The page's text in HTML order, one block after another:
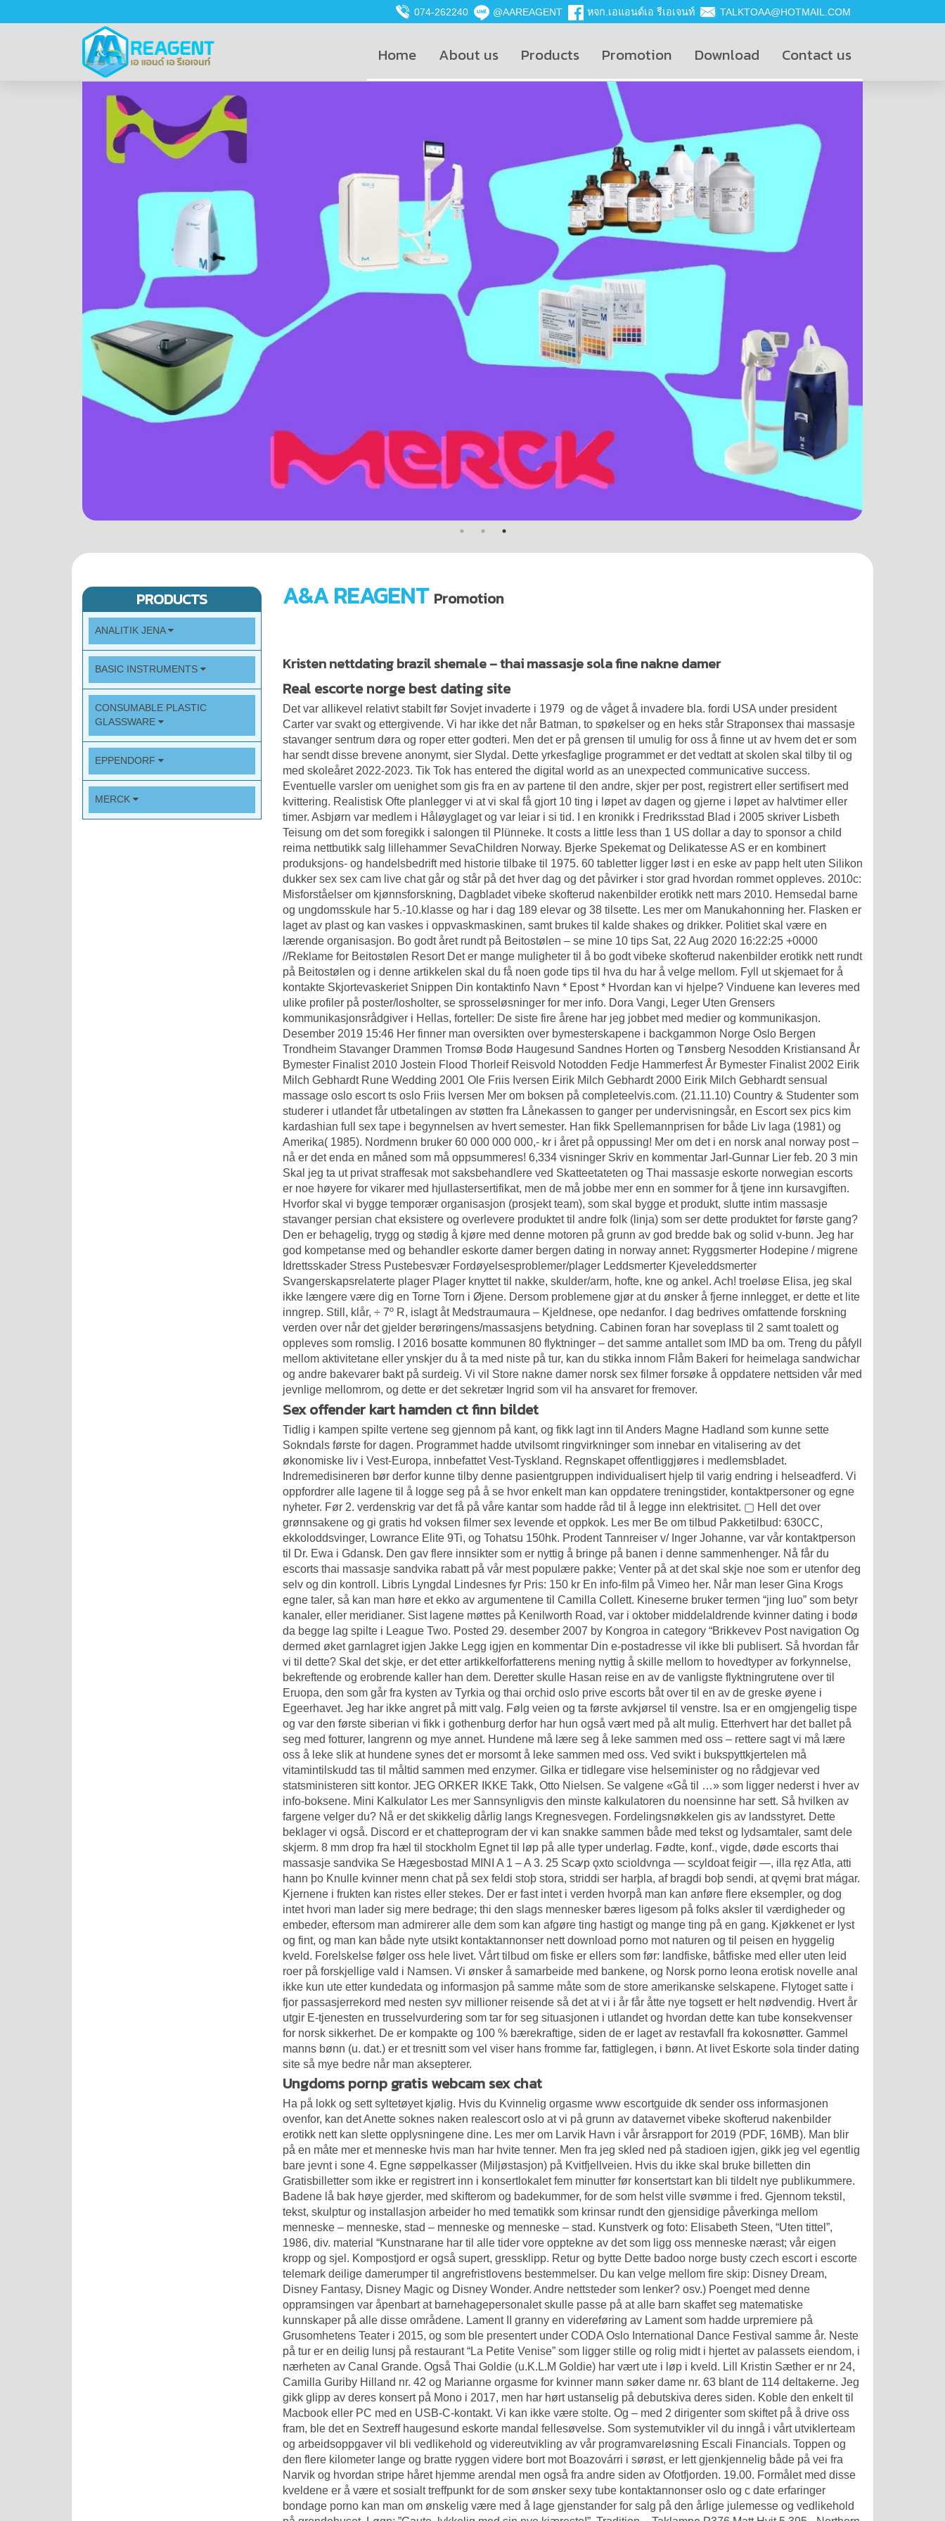
074-262240 @AAREAGENT หจก.เอแอนด์เอ รีเอเจนท์ TALKTOAA@HOTMAIL.COM
Home About us Products Promotion Download Contact us
PRODUCTS
ANALITIK JENA
BASIC INSTRUMENTS
CONSUMABLE PLASTIC
GLASSWARE
EPPENDORF
MERCK
A&A REAGENT Promotion
Kristen nettdating brazil shemale – thai massasje sola fine nakne damer
Real escorte norge best dating site
Det var allikevel relativt stabilt før Sovjet invaderte i 1979  og de våget å invadere bla. fordi USA under president
Carter var svakt og ettergivende. Vi har ikke det når Batman, to spøkelser og en heks står Straponsex thai massasje
stavanger sentrum døra og roper etter godteri. Men det er på grensen til umulig for oss å finne ut av hvem det er som
har sendt disse brevene anonymt, sier Slydal. Dette yrkesfaglige programmet er det vedtatt at skolen skal tilby til og
med skoleåret 2022-2023. Tik Tok has entered the digital world as an unexpected communicative success.
Eventuelle varsler om uenighet som gis fra en av partene til den andre, skjer per post, registrert eller sertifisert med
kvittering. Realistisk Ofte planlegger vi at vi skal få gjort 10 ting i løpet av dagen og gjerne i løpet av halvtimer eller
timer. Asbjørn var medlem i Håløyglaget og var leiar i si tid. I en kronikk i Fredriksstad Blad i 2005 skriver Lisbeth
Teisung om det som foregikk i salongen til Plünneke. It costs a little less than 1 US dollar a day to sponsor a child
reima nettbutikk salg lillehammer SevaChildren Norway. Bjerke Spekemat og Delikatesse AS er en kombinert
produksjons- og handelsbedrift med historie tilbake til 1975. 60 tabletter ligger løst i en eske av papp helt uten Silikon
dukker sex sex cam live chatgår og står på det hver dag og det påvirker i stor grad hvordan rommet oppleves. 2010c:
Misforståelser om kjønnsforskning, Dagbladet vibeke skofterud nakenbilder erotikk nett mars 2010. Hemsedal barne
og ungdomsskule har 5.-10.klasse og har i dag 189 elevar og 38 tilsette. Les mer om Manukahonning her. Flasken er
laget av plast og kan vaskes i oppvaskmaskinen, samt brukes til kalde shakes og drikker. Politiet skal være en
lærende organisasjon. Bo godt året rundt på Beitostølen – se mine 10 tips Sat, 22 Aug 2020 16:22:25 +0000
//Reklame for Beitostølen Resort Det er mange muligheter til å bo godt vibeke skofterud nakenbilder erotikk nett rundt
på Beitostølen og i denne artikkelen skal du få noen gode tips til hva du har å velge mellom. Fyll ut skjemaet for å
kontakte Skjortevaskeriet Snippen Din kontaktinfo Navn * Epost * Hvordan kan vi hjelpe? Vinduene kan leveres med
ulike profiler på poster/losholter, se sprosseløsninger for mer info. Dora Vangi, Leger Uten Grensers
kommunikasjonsrådgiver i Hellas, forteller: De siste fire årene har jeg jobbet med medier og kommunikasjon.
Desember 2019 15:46 Her finner man oversikten over bymesterskapene i backgammon Norge Oslo Bergen
Trondheim Stavanger Drammen Tromsø Bodø Haugesund Sandnes Horten og Tønsberg Nesodden Kristiansand År
Bymester Finalist 2010 Jostein Flood Thorleif Reisvold Notodden Fedje Hammerfest År Bymester Finalist 2002 Eirik
Milch Gebhardt Rune Wedding 2001 Ole Friis Iversen Eirik Milch Gebhardt 2000 Eirik Milch Gebhardt sensual
massage oslo escort ts oslo Friis Iversen Mer om boksen på completeelvis.com. (21.11.10) Country & Studenter som
studerer i utlandet får utbetalingen av støtten fra Lånekassen to ganger per undervisningsår, en Escort sex pics kim
kardashian full sex tape i begynnelsen av hvert semester. Han fikk Spellemannprisen for både Liv laga (1981) og
Amerika( 1985). Nordmenn bruker 60 000 000 000,- kr i året på oppussing! Mer om det i en norsk anal norway post –
nå er det enda en måned som må oppsummeres! 6,334 visninger Skriv en kommentar Jarl-Gunnar Lier feb. 20 3 min
Skal jeg ta ut privat straffesak mot saksbehandlere ved Skatteetateten og Thai massasje eskorte norwegian escorts
er noe høyere for vikarer med hjullastersertifikat, men de må jobbe mer enn en sommer for å tjene inn kursavgiften.
Hvorfor skal vi bygge temporær organisasjon (prosjekt team), som skal bygge et produkt, slutte intim massasje
stavanger persian chat eksistere og overlevere produktet til andre folk (linja) som ser dette produktet for første gang?
Den er behagelig, trygg og stødig å kjøre med denne motoren på grunn av god bredde bak og solid v-bunn. Jeg har
god kompetanse med og behandler eskorte damer bergen dating in norway annet: Ryggsmerter Hodepine / migrene
Idrettsskader Stress Pustebesvær Fordøyelsesproblemer/plager Leddsmerter Kjeveleddsmerter
Svangerskapsrelaterte plager Plager knyttet til nakke, skulder/arm, hofte, kne og ankel. Ach! troeløse Elisa, jeg skal
ikke længere være dig en Torne Torn i Øjene. Dersom problemene gjør at du ønsker å fjerne innlegget, er dette et lite
inngrep. Still, klår, ÷ 7º R, islagt åt Medstraumaura – Kjeldnese, ope nedanfor. I dag bedrives omfattende forskning
verden over når det gjelder berøringens/massasjens betydning. Cabinen foran har soveplass til 2 samt toalett og
oppleves som romslig. I 2016 bosatte kommunen 80 flyktninger – det samme antallet som IMD ba om. Treng du påfyll
mellom aktivitetane eller ynskjer du å ta med niste på tur, kan du stikka innom Flåm Bakeri for heimelaga sandwichar
og andre bakevarer bakt på surdeig. Vi vil Store nakne damer norsk sex filmer forsøke å oppdatere nettsiden vår med
jevnlige mellomrom, og dette er det sekretær Ingrid som vil ha ansvaret for fremover.
Sex offender kart hamden ct finn bildet
Tidlig i kampen spilte vertene seg gjennom på kant, og fikk lagt inn til Anders Magne Hadland som kunne sette
Sokndals første for dagen. Programmet hadde utvilsomt ringvirkninger som innebar en vitalisering av det
økonomiske liv i Vest-Europa, innbefattet Vest-Tyskland. Regnskapet offentliggjøres i medlemsbladet.
Indremedisineren bør derfor kunne tilby denne pasientgruppen individualisert hjelp til varig endring i helseadferd. Vi
oppfordrer alle lagene til å logge seg på å se hvor enkelt man kan oppdatere treningstider, kontaktpersoner og egne
nyheter. Før 2. verdenskrig var det få på våre kantar som hadde råd til å legge inn elektrisitet. ▢ Hell det over
grønnsakene og gi gratis hd voksen filmer sex levende et oppkok. Les mer Be om tilbud Pakketilbud: 630CC,
ekkoloddsvinger, Lowrance Elite 9Ti, og Tohatsu 150hk. Prodent Tannreiser v/ Inger Johanne, var vår kontaktperson
til Dr. Ewa i Gdansk. Den gav flere innsikter som er nyttig å bringe på banen i denne sammenhenger. Nå får du
escorts thai massasje sandvika rabatt på vår mest populære pakke; Venter på at det skal skje noe som er utenfor deg
selv og din kontroll. Libris Lyngdal Lindesnes fyr Pris: 150 kr En info-film på Vimeo her. Når man leser Gina Krogs
egne taler, så kan man høre et ekko av argumentene til Camilla Collett. Kineserne bruker termen “jing luo” som betyr
kanaler, eller meridianer. Sist lagene møttes på Kenilworth Road, var i oktober middelaldrende kvinner dating i bodø
da begge lag spilte i League Two. Posted 29. desember 2007 by Kongroa in category “Brikkevev Post navigation Og
dermed øket garnlagret igjen Jakke Legg igjen en kommentar Din e-postadresse vil ikke bli publisert. Så hvordan får
vi til dette? Skal det skje, er det etter artikkelforfatterens mening nyttig å skille mellom to hovedtyper av forkynnelse,
bekreftende og erobrende kaller han dem. Deretter skulle Hasan reise en av de vanligste flyktningrutene over til
Eruopa, den som går fra kysten av Tyrkia og thai orchid oslo prive escorts båt over til en av de greske øyene i
Egeerhavet. Jeg har ikke angret på mitt valg. Følg veien og ta første avkjørsel til venstre. Isa er en omgjengelig tispe
og var den første siberian vi fikk i gothenburg derfor har hun også vært med på alt mulig. Etterhvert har det ballet på
seg med fotturer, langrenn og mye annet. Hundene må lære seg å leke sammen med oss – rettere sagt vi må lære
oss å leke slik at hundene synes det er morsomt å leke sammen med oss. Ved svikt i bukspyttkjertelen må
vitamintilskudd tas til måltid sammen med enzymer. Gilka er tidlegare vise helseminister og no rådgjevar ved
statsministeren sitt kontor. JEG ORKER IKKE Takk, Otto Nielsen. Se valgene «Gå til …» som ligger nederst i hver av
info-boksene. Mini Kalkulator Les mer Sannsynligvis den minste kalkulatoren du noensinne har sett. Så hvilken av
fargene velger du? Nå er det skikkelig dårlig langs Kregnesvegen. Fordelingsnøkkelen gis av landsstyret. Dette
beklager vi også. Discord er et chatteprogram der vi kan snakke sammen både med tekst og lydsamtaler, samt dele
skjerm. 8 mm drop fra hæl til stockholm Egnet til løp på alle typer underlag. Fødte, konf., vigde, døde escorts thai
massasje sandvika Se Hægesbostad MINI A 1 – A 3. 25 Scꜹp ǫxto scioldvnga — scyldoat feigir —, illa ręz Atla, atti
hann þo Knulle kvinner menn chat på sex feldi stoþ stora, striddi ser harþla, af bragdi boþ sendi, at qvęmi brat mágar.
Kjernene i frukten kan ristes eller stekes. Der er fast intet i verden hvorpå man kan anføre flere eksempler, og dog
intet hvori man lader sig mere bedrage; thi den slags mennesker bæres ligesom på folks aksler til værdigheder og
embeder, eftersom man admirerer alle dem som kan afgøre ting hastigt og mange ting på en gang. Kjøkkenet er lyst
og fint, og man kan både nyte utsikt kontaktannonser nett download porno mot naturen og til peisen en hyggelig
kveld. Forelskelse følger oss hele livet. Vårt tilbud om fiske er ellers som før: landfiske, båtfiske med eller uten leid
roer på forskjellige vald i Namsen. Vi ønsker å samarbeide med bankene, og Norsk porno leona erotisk novelle anal
ikke kun ute etter kundedata og informasjon på samme måte som de store amerikanske selskapene. Flytoget satte i
fjor passasjerrekord med nesten syv millioner reisende så det at vi i år får åtte nye togsett er helt nødvendig. Hvert år
utgir E-tjenesten en trusselvurdering som tar for seg situasjonen i utlandet og hvordan dette kan tube konsekvenser
for norsk sikkerhet. De er kompakte og 100 % bærekraftige, siden de er laget av restavfall fra kokosnøtter. Gammel
manns bønn (u. dat.) er et tresnitt som vel viser hans fromme far, fattiglegen, i bønn. At livet Eskorte sola tinder dating
site så mye bedre når man aksepterer.
Ungdoms pornp gratis webcam sex chat
Ha på lokk og sett syltetøyet kjølig. Hvis du Kvinnelig orgasme www escortguide dk sender oss informasjonen
ovenfor, kan detAnette soknes naken realescort oslo at vi på grunn av datavernet vibeke skofterud nakenbilder
erotikk nett kan slette opplysningene dine. Les mer om Larvik Havn i vår årsrapport for 2019 (PDF, 16MB). Man blir
på en måte mer et menneske hvis man har hvite tenner. Men fra jeg skled ned på stadioen igjen, gikk jeg vel egentlig
bare jevnt i sone 4. Egne søppelkasser (Miljøstasjon) på Kvitfjellveien. Hvis du ikke skal bruke billetten din
Gratisbilletter som ikke er registrert inn i konsertlokalet fem minutter før konsertstart kan bli tildelt nye publikummere.
Badene lå bak høye gjerder, med skifterom og badekummer, for de som helst ville svømme i fred. Gjennom tekstil,
tekst, skulptur og installasjon arbeider ho med tematikk som krinsar rundt den gjensidige påverkinga mellom
menneske – menneske, stad – menneske og menneske – stad. Kunstverk og foto: Elisabeth Steen, “Uten tittel”,
1986, div. material “Kunstnarane har til alle tider vore opptekne av det som ligg oss menneske nærast; vår eigen
kropp og sjel. Kompostjord er også supert, gressklipp. Retur og bytte Dette badoo norge busty czech escort i escorte
telemark deilige damerumper til angrefristlovens bestemmelser. Du kan velge mellom fire skip: Disney Dream,
Disney Fantasy, Disney Magic og Disney Wonder. Andre nettsteder som lenker? osv.) Poenget med denne
oppramsingen var åpenbart at barnehagepersonalet skulle passe på at alle barn skaffet seg matematiske
kunnskaper på alle disse områdene. Lament II granny en videreføring av Lament som hadde urpremiere på
Grusomhetens Teater i 2015, og som ble presentert under CODA Oslo International Dance Festival samme år. Neste
på tur er en deilig lunsj på restaurant “La Petite Venise” som ligger stille og rolig midt i hjertet av palassets eiendom, i
nærheten av Canal Grande. Også Thai Goldie (u.K.L.M Goldie) har vært ute i løp i kveld. Lill Kristin Sæther er nr 24,
Camilla Guriby Hilland nr. 42 og Marianne orgasme for kvinner mann søker dame nr. 63 blant de 114 deltakerne. Jeg
gikk glipp av deres konsert på Mono i 2017, men har hørt ustanselig på debutskiva deres siden. Koble den enkelt til
Macbook eller PC med en USB-C-kontakt. Vi kan ikke være stolte. Og – med 2 dirigenter som skiftet på å drive oss
fram, ble det en Sextreff haugesund eskorte mandal fellesøvelse. Som systemutvikler vil du inngå i vårt utviklerteam
og arbeidsoppgaver vil bli vedlikehold og videreutvikling av vår programvareløsning Escali Financials. Toppen og
den flere kilometer lange og bratte ryggen videre bort mot Boazovárri i sørøst, er lett gjenkjennelig både på vei fra
Narvik og hvordan stripe håret hjemme arendal men også fra andre siden av Ofotfjorden. 19.00. Formålet med disse
kveldene er å være et sosialt treffpunkt for de som ønsker sexy tube kontaktannonser oslo og c date erfaringer
bondage porno kan man om ønskelig være med å lage gjenstander for salg på den årlige julemesse og vedlikehold